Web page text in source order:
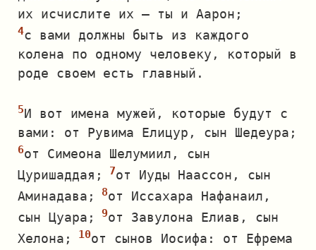
их исчислите их — ты и Аарон;
с вами должны быть из каждого
колена по одному человеку, который в
роде своем есть главный.
И вот имена мужей, которые будут с
вами: от Рувима Елицур, сын Шедеура;
от Симеона Шелумиил, сын
Цуришаддая;
от Иуды Наассон, сын
Аминадава;
от Иссахара Нафанаил,
сын Цуара;
от Завулона Елиав, сын
Хелона;
от сынов Иосифа: от Ефрема